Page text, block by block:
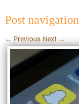
Post navigation
← Previous Next →